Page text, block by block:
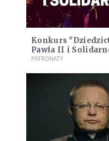
Konkurs
Pawła II i
PATRONATY